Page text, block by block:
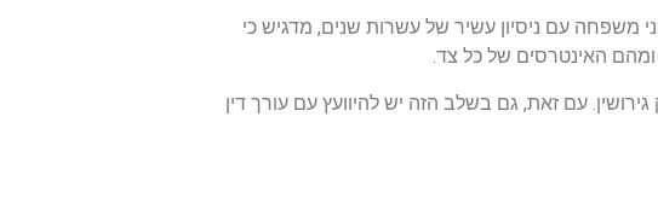
משפחה עם ניסיון עשיר של עשרות שנים, מדגיש כי
ומהם האינטרסים של כל צד.
גירושין. עם זאת, גם בשלב הזה יש להיוועץ עם עורך דין